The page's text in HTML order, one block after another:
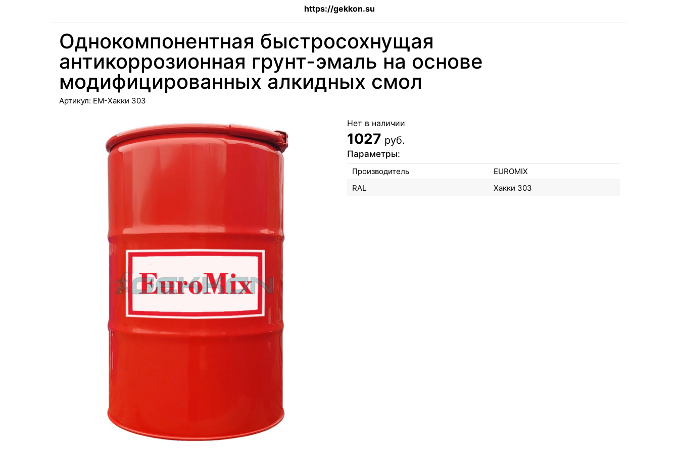
https://gekkon.su
Однокомпонентная быстросохнущая
антикоррозионная грунт-эмаль на основе
модифицированных алкидных смол
Артикул: EM-Хакки 303
Нет в наличии
1027 руб.
Параметры:
Производитель
EUROMIX
RAL
Хакки 303